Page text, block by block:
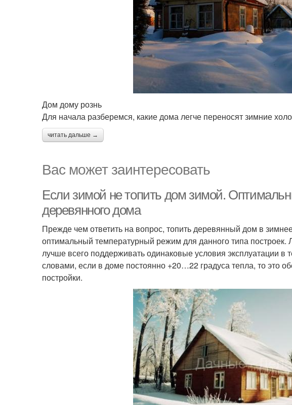
Дом дому рознь
Для начала разберемся, какие дома легче переносят зимние
читать дальше →
Вас может заинтересовать
Если зимой не топить дом зимой.
деревянного дома
Прежде чем ответить на вопрос, топить деревянный дом в
оптимальный температурный режим для данного типа
лучше всего поддерживать одинаковые условия эксплуатации в
словами, если в доме постоянно +20…22 градуса тепла, то это
постройки.